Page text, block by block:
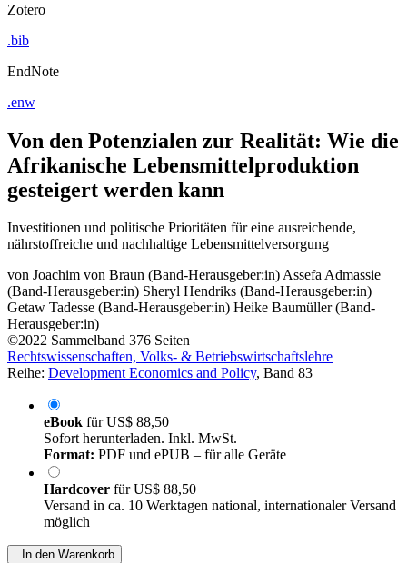
Zotero
.bib
EndNote
.enw
Von den Potenzialen zur Realität: Wie die
Afrikanische Lebensmittelproduktion
gesteigert werden kann
Investitionen und politische Prioritäten für eine ausreichende,
nährstoffreiche und nachhaltige Lebensmittelversorgung
von Joachim von Braun (Band-Herausgeber:in)Assefa Admassie
(Band-Herausgeber:in) Sheryl Hendriks (Band-Herausgeber:in)
Getaw Tadesse (Band-Herausgeber:in) Heike Baumüller (Band-
Herausgeber:in)
©2022 Sammelband 376 Seiten
Rechtswissenschaften, Volks- & Betriebswirtschaftslehre
Reihe: Development Economics and Policy, Band 83
eBook fürUS$ 88,50
Sofort herunterladen. Inkl. MwSt.
Format: PDF und ePUB – für alle Geräte
Hardcover fürUS$ 88,50
Versand in ca. 10 Werktagen national, internationaler Versand
möglich
In den Warenkorb